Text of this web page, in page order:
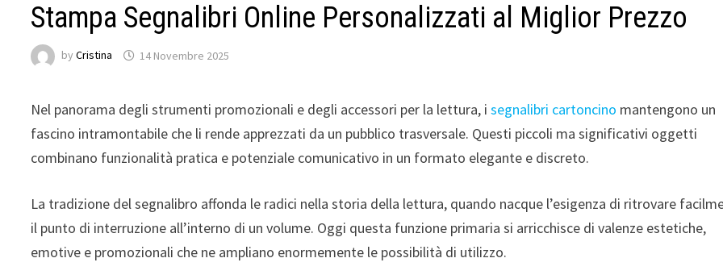
Stampa Segnalibri Online Personalizzati al Miglior Prezzo
byCristina 14 Novembre 2025
Nel panorama degli strumenti promozionali e degli accessori per la lettura, isegnalibri cartoncino mantengono un
fascino intramontabile che li rende apprezzati da un pubblico trasversale. Questi piccoli ma significativi oggetti
combinano funzionalità pratica e potenziale comunicativo in un formato elegante e discreto.
La tradizione del segnalibro affonda le radici nella storia della lettura, quando nacque l’esigenza di ritrovare
il punto di interruzione all’interno di un volume. Oggi questa funzione primaria si arricchisce di valenze estetiche,
emotive e promozionali che ne ampliano enormemente le possibilità di utilizzo.